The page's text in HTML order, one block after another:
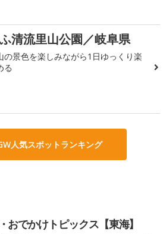
清流里山公園／岐阜県
の景色を楽しみながら1日ゆっくり楽
る
人気スポットランキング
おでかけトピックス【東海】